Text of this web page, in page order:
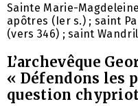
Sainte Marie-
apôtres (Ier s.) ; saint
(vers 346) ; saint
L’archevêque
« Défendons les
question